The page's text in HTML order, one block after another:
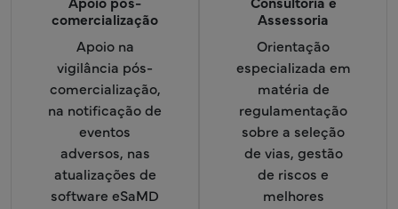
comercialização
Apoio na
vigilância pós-
comercialização,
na notificação de
eventos
adversos, nas
atualizações de
software eSaMD
Assessoria
Orientação
especializada em
matéria de
regulamentação
sobre a seleção
de vias, gestão
de riscos e
melhores